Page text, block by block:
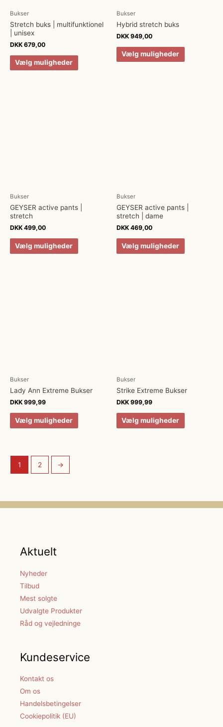
Bukser
Stretch buks | multifunktionel
| unisex
DKK 679,00
Vælg muligheder
Bukser
Hybrid stretch buks
DKK 949,00
Vælg muligheder
Bukser
GEYSER active pants |
stretch
DKK 499,00
Vælg muligheder
Bukser
GEYSER active pants |
stretch | dame
DKK 469,00
Vælg muligheder
Bukser
Lady Ann Extreme Bukser
DKK 999,99
Vælg muligheder
Bukser
Strike Extreme Bukser
DKK 999,99
Vælg muligheder
1 2 →
Aktuelt
Nyheder
Tilbud
Mest solgte
Udvalgte Produkter
Råd og vejledninge
Kundeservice
Kontakt os
Om os
Handelsbetingelser
Cookiepolitik (EU)